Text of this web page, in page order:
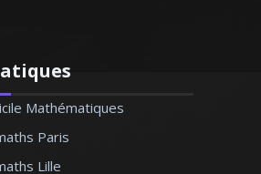
Mathématiques
Paris
Lille